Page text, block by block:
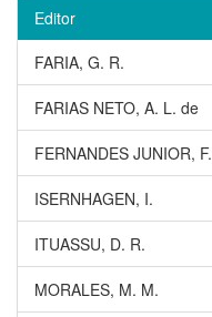
Editor
FARIA, G. R.
FARIAS NETO, A. L. de
FERNANDES JUNIOR, F.
ISERNHAGEN, I.
ITUASSU, D. R.
MORALES, M. M.